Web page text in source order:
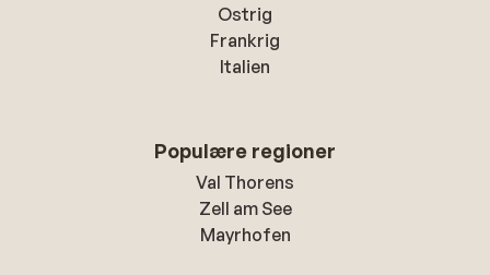
Ostrig
Frankrig
Italien
Populære regioner
Val Thorens
Zell am See
Mayrhofen